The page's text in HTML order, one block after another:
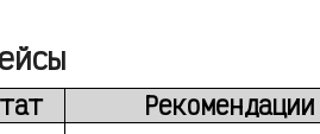
Рекомендации